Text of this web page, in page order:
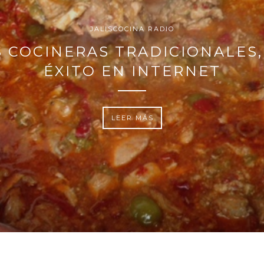
JALISCOCINA RADIO
COCINERAS
ÉXITO EN INTERNET
LEER MÁS